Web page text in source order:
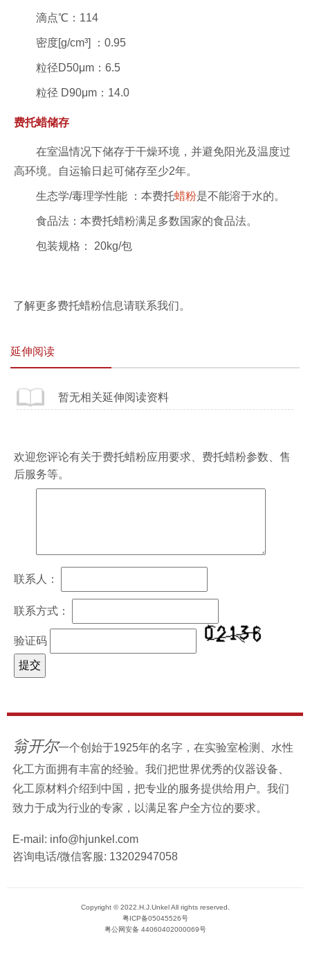
滴点℃：114
密度[g/cm³] ：0.95
粒径D50μm：6.5
粒径 D90μm：14.0
费托蜡储存
在室温情况下储存于干燥环境，并避免阳光及温度过
高环境。自运输日起可储存至少2年。
生态学/毒理学性能 ：本费托蜡粉是不能溶于水的。
食品法：本费托蜡粉满足多数国家的食品法。
包装规格： 20kg/包
了解更多费托蜡粉信息请联系我们。
延伸阅读
暂无相关延伸阅读资料
欢迎您评论有关于费托蜡粉应用要求、 费托蜡粉参数、售
后服务等。
联系人：
联系方式：
验证码
翁开尔一个创始于1925年的名字，在实验室检测、水性
化工方面拥有丰富的经验。我们把世界优秀的仪器设备、
化工原材料介绍到中国，把专业的服务提供给用户。我们
致力于成为行业的专家，以满足客户全方位的要求。
E-mail: info@hjunkel.com
咨询电话/微信客服: 13202947058
Copyright © 2022.H.J.Unkel All rights reserved.
粤ICP备05045526号
粤公网安备 44060402000069号